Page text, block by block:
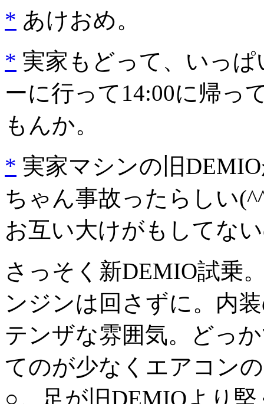
* あけおめ。
* 実家もどって、いっ
ーに行って14:00に帰っ
もんか。
* 実家マシンの旧
ちゃん事故ったらしい
お互い大けがもしてな
さっそく新DEMIO試乗
ンジンは回さずに。内
テンザな雰囲気。どっ
てのが少なくエアコン
○。足が旧DEMIOより